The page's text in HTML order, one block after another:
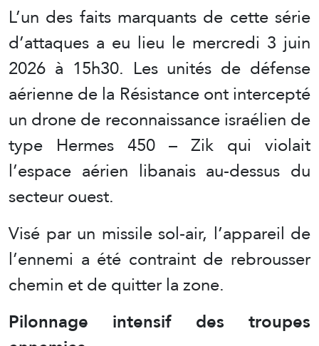
L’un des faits marquants de cette série
d’attaques a eu lieu le mercredi 3 juin
2026 à 15h30. Les unités de défense
aérienne de la Résistance ont intercepté
un drone de reconnaissance israélien de
type Hermes 450 – Zik qui violait
l’espace aérien libanais au-dessus du
secteur ouest.
Visé par un missile sol-air, l’appareil de
l’ennemi a été contraint de rebrousser
chemin et de quitter la zone.
Pilonnage intensif des troupes